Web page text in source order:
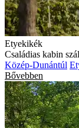
Etyekikék
Családias kabin
Közép-Dunántúl
Bővebben